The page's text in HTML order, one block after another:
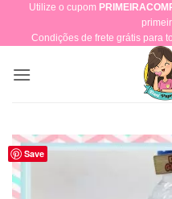
content
Utilize o cupom
Condições de frete grátis para
Save